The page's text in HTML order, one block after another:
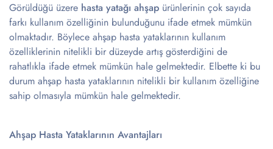
Görüldüğü üzere hasta yatağı ahşap ürünlerinin çok sayıda
farkı kullanım özelliğinin bulunduğunu ifade etmek mümkün
olmaktadır. Böylece ahşap hasta yataklarının kullanım
özelliklerinin nitelikli bir düzeyde artış gösterdiğini de
rahatlıkla ifade etmek mümkün hale gelmektedir. Elbette ki bu
durum ahşap hasta yataklarının nitelikli bir kullanım özelliğine
sahip olmasıyla mümkün hale gelmektedir.
Ahşap Hasta Yataklarının Avantajları